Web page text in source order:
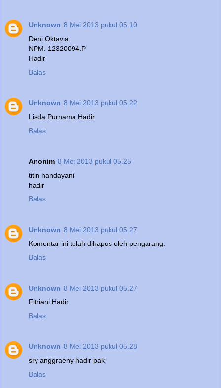
Unknown 8 Mei 2013 pukul 05.10
Deni Oktavia
NPM: 12320094.P
Hadir
Balas
Unknown 8 Mei 2013 pukul 05.22
Lisda Purnama Hadir
Balas
Anonim 8 Mei 2013 pukul 05.25
titin handayani
hadir
Balas
Unknown 8 Mei 2013 pukul 05.27
Komentar ini telah dihapus oleh pengarang.
Balas
Unknown 8 Mei 2013 pukul 05.27
Fitriani Hadir
Balas
Unknown 8 Mei 2013 pukul 05.28
sry anggraeny hadir pak
Balas